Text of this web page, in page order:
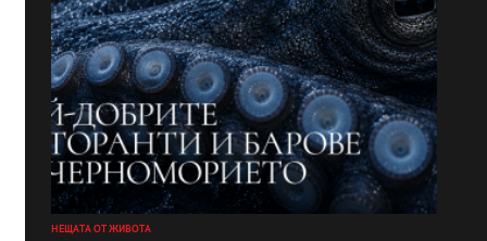
НЕЩАТА ОТ ЖИВОТА